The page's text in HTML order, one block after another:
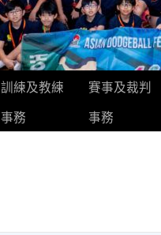
訓練及教練
事務
賽事及裁判
事務